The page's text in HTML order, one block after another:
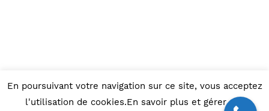
Facebook
En poursuivant votre navigation sur ce site, vous acceptez
l'utilisation de cookies.En savoir plus et gérer ces